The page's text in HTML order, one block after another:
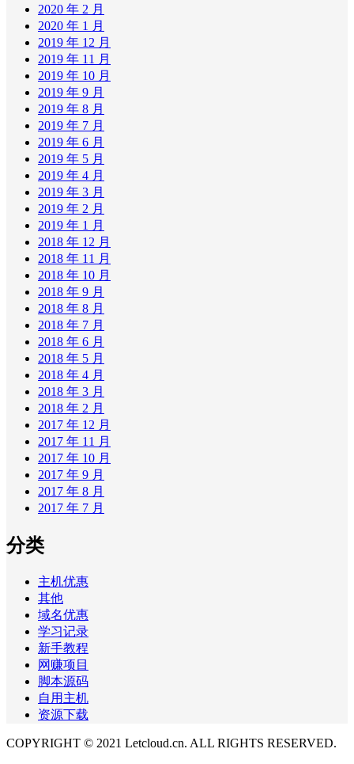
2020 年 2 月
2020 年 1 月
2019 年 12 月
2019 年 11 月
2019 年 10 月
2019 年 9 月
2019 年 8 月
2019 年 7 月
2019 年 6 月
2019 年 5 月
2019 年 4 月
2019 年 3 月
2019 年 2 月
2019 年 1 月
2018 年 12 月
2018 年 11 月
2018 年 10 月
2018 年 9 月
2018 年 8 月
2018 年 7 月
2018 年 6 月
2018 年 5 月
2018 年 4 月
2018 年 3 月
2018 年 2 月
2017 年 12 月
2017 年 11 月
2017 年 10 月
2017 年 9 月
2017 年 8 月
2017 年 7 月
分类
主机优惠
其他
域名优惠
学习记录
新手教程
网赚项目
脚本源码
自用主机
资源下载
COPYRIGHT © 2021 Letcloud.cn. ALL RIGHTS RESERVED.